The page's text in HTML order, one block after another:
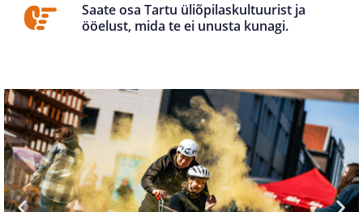
Saate osa Tartu üliõpilaskultuurist ja
ööelust, mida te ei unusta kunagi.